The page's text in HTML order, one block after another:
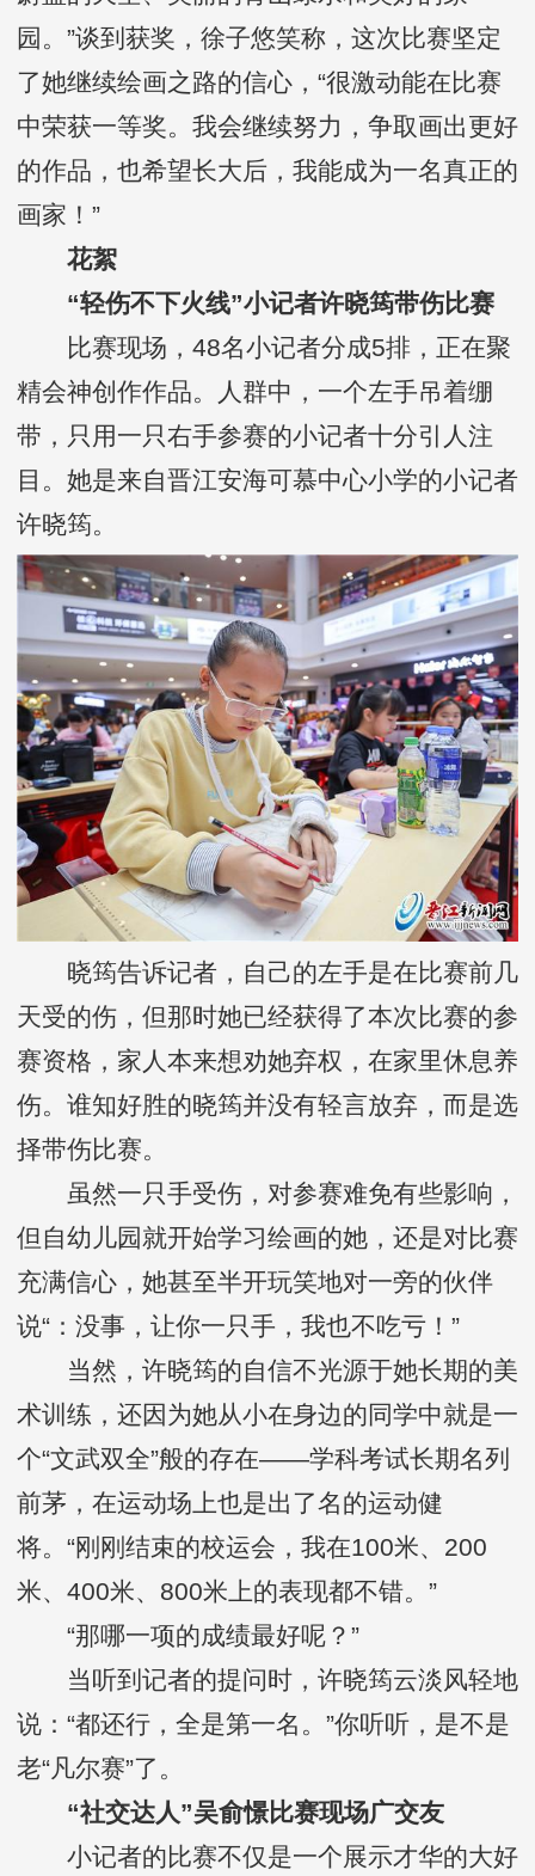
园。”谈到获奖，徐子悠笑称，这次比赛坚定
了她继续绘画之路的信心，“很激动能在比赛
中荣获一等奖。我会继续努力，争取画出更好
的作品，也希望长大后，我能成为一名真正的
画家！”
花絮
“轻伤不下火线”小记者许晓筠带伤比赛
比赛现场，48名小记者分成5排，正在聚
精会神创作作品。人群中，一个左手吊着绷
带，只用一只右手参赛的小记者十分引人注
目。她是来自晋江安海可慕中心小学的小记者
许晓筠。
晓筠告诉记者，自己的左手是在比赛前几
天受的伤，但那时她已经获得了本次比赛的参
赛资格，家人本来想劝她弃权，在家里休息养
伤。谁知好胜的晓筠并没有轻言放弃，而是选
择带伤比赛。
虽然一只手受伤，对参赛难免有些影响，
但自幼儿园就开始学习绘画的她，还是对比赛
充满信心，她甚至半开玩笑地对一旁的伙伴
说“：没事，让你一只手，我也不吃亏！”
当然，许晓筠的自信不光源于她长期的美
术训练，还因为她从小在身边的同学中就是一
个“文武双全”般的存在——学科考试长期名列
前茅，在运动场上也是出了名的运动健
将。“刚刚结束的校运会，我在100米、200
米、400米、800米上的表现都不错。”
“那哪一项的成绩最好呢？”
当听到记者的提问时，许晓筠云淡风轻地
说：“都还行，全是第一名。”你听听，是不是
老“凡尔赛”了。
“社交达人”吴俞憬比赛现场广交友
小记者的比赛不仅是一个展示才华的大好